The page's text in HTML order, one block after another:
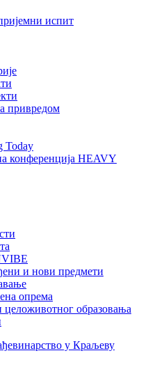
испит
привредом
Today
конференција HEAVY
и нови предмети
опрема
целоживотног образовања